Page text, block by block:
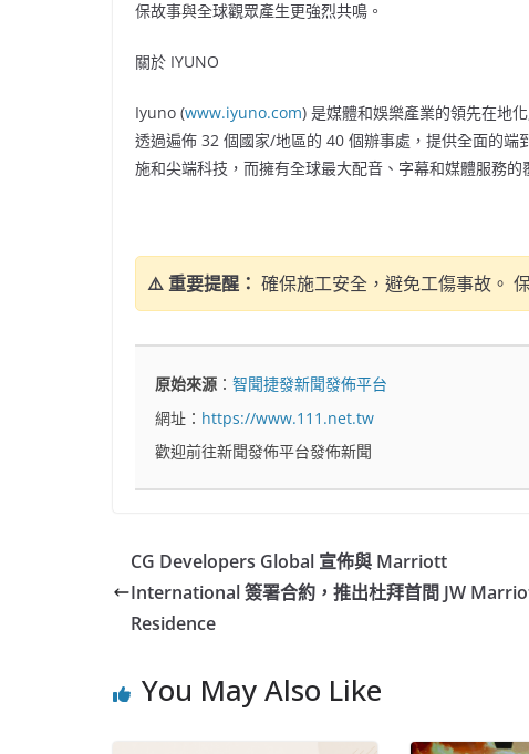
保故事與全球觀眾產生更強烈共鳴。
關於 IYUNO
Iyuno (www.iyuno.com) 是媒體和娛樂產業的領先在地
透過遍佈 32 個國家/地區的 40 個辦事處，提供全面的
施和尖端科技，而擁有全球最大配音、字幕和媒體服務的
⚠️ 重要提醒： 確保施工安全，避免工傷事故。
原始來源 ：智聞捷發新聞發佈平台
網址： https://www.111.net.tw
歡迎前往新聞發佈平台發佈新聞
CG Developers Global 宣佈與 Marriott
International 簽署合約，推出杜拜首間 JW
Residence
You May Also Like